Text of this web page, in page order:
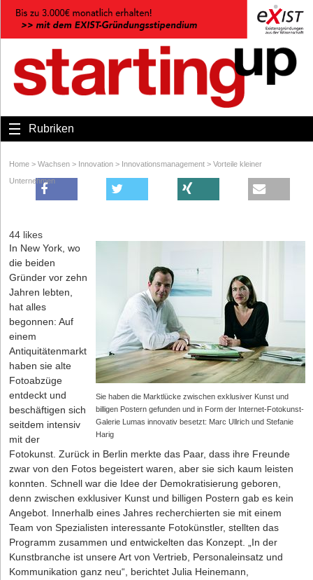
Rubriken
Home > Wachsen > Innovation > Innovationsmanagement > Vorteile kleiner
Unternehmen
44 likes
Sie haben die Marktlücke zwischen exklusiver Kunst und
billigen Postern gefunden und in Form der Internet-Fotokunst-
Galerie Lumas innovativ besetzt: Marc Ullrich und Stefanie
Harig
In New York, wo
die beiden
Gründer vor zehn
Jahren lebten,
hat alles
begonnen: Auf
einem
Antiquitätenmarkt
haben sie alte
Fotoabzüge
entdeckt und
beschäftigen sich
seitdem intensiv
mit der
Fotokunst. Zurück in Berlin merkte das Paar, dass ihre Freunde
zwar von den Fotos begeistert waren, aber sie sich kaum leisten
konnten. Schnell war die Idee der Demokratisierung geboren,
denn zwischen exklusiver Kunst und billigen Postern gab es kein
Angebot. Innerhalb eines Jahres recherchierten sie mit einem
Team von Spezialisten interessante Fotokünstler, stellten das
Programm zusammen und entwickelten das Konzept. „In der
Kunstbranche ist unsere Art von Vertrieb, Personaleinsatz und
Kommunikation ganz neu“, berichtet Julia Heinemann,